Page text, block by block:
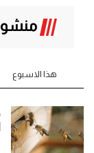
هذا الاسبوع